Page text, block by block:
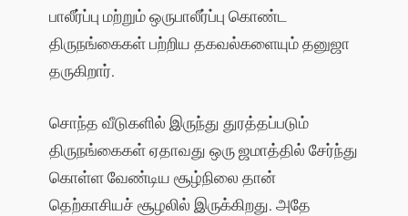
பாலீர்ப்பு மற்றும் ஒருபாலீர்ப்பு கொண்ட
திருநங்கைகள் பற்றிய தகவல்களையும் தனுஜா
தருகிறார்.
சொந்த வீடுகளில் இருந்து துரத்தப்படும்
திருநங்கைகள் ஏதாவது ஒரு ஜமாத்தில் சேர்ந்து
கொள்ள வேண்டிய சூழ்நிலை தான்
தெற்காசியச் சூழலில் இருக்கிறது. அதே